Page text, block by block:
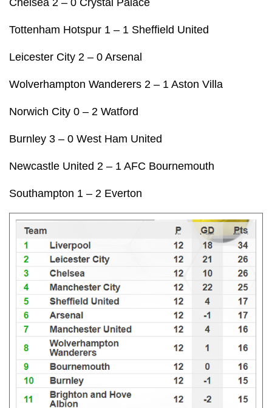
Chelsea 2 – 0 Crystal Palace
Tottenham Hotspur 1 – 1 Sheffield United
Leicester City 2 – 0 Arsenal
Wolverhampton Wanderers 2 – 1 Aston Villa
Norwich City 0 – 2 Watford
Burnley 3 – 0 West Ham United
Newcastle United 2 – 1 AFC Bournemouth
Southampton 1 – 2 Everton